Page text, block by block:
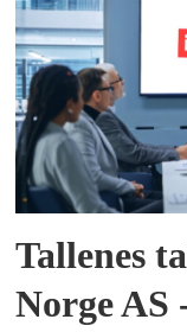
Tallenes
Norge